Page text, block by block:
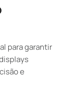
para garantir
e